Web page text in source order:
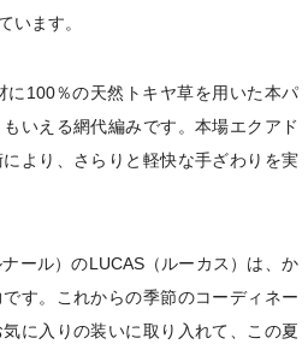
います。
に100％の天然トキヤ草を用いた本パ
いえる網代編みです。本場エクアド
より、さらりと軽快な手ざわりを実
ール）のLUCAS（ルーカス）は、か
す。これからの季節のコーディネー
に入りの装いに取り入れて、この夏